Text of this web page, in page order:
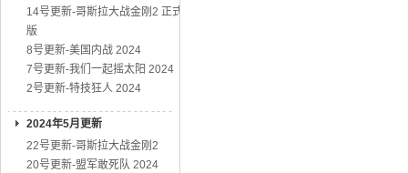
14号更新-哥斯拉大战金刚2 正式
版
8号更新-美国内战 2024
7号更新-我们一起摇太阳 2024
2号更新-特技狂人 2024
2024年5月更新
22号更新-哥斯拉大战金刚2
20号更新-盟军敢死队 2024